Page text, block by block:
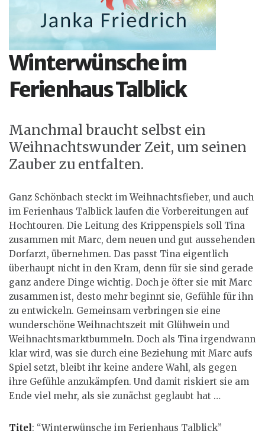
Winterwünsche im
Ferienhaus Talblick
Manchmal braucht selbst ein
Weihnachtswunder Zeit, um seinen
Zauber zu entfalten.
Ganz Schönbach steckt im Weihnachtsfieber, und auch
im Ferienhaus Talblick laufen die Vorbereitungen auf
Hochtouren. Die Leitung des Krippenspiels soll Tina
zusammen mit Marc, dem neuen und gut aussehenden
Dorfarzt, übernehmen. Das passt Tina eigentlich
überhaupt nicht in den Kram, denn für sie sind gerade
ganz andere Dinge wichtig. Doch je öfter sie mit Marc
zusammen ist, desto mehr beginnt sie, Gefühle für ihn
zu entwickeln. Gemeinsam verbringen sie eine
wunderschöne Weihnachtszeit mit Glühwein und
Weihnachtsmarktbummeln. Doch als Tina irgendwann
klar wird, was sie durch eine Beziehung mit Marc aufs
Spiel setzt, bleibt ihr keine andere Wahl, als gegen
ihre Gefühle anzukämpfen. Und damit riskiert sie am
Ende viel mehr, als sie zunächst geglaubt hat …
Titel: “Winterwünsche im Ferienhaus Talblick”